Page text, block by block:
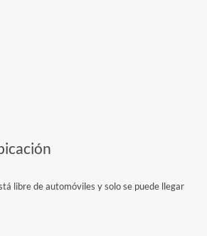
libre de automóviles y solo se puede llegar